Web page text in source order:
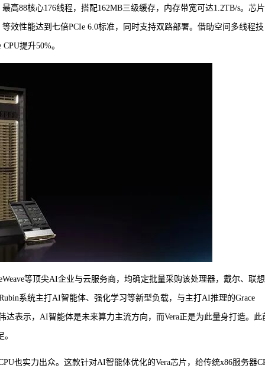
高88核心176线程，搭配162MB三级缓存，内存带宽可达1.2TB/s。芯
效性能达到七倍PCIe 6.0标准，同时支持双路部署。借助空间多线程技
提升50%。
等顶尖AI企业与云服务商，均确定批量采购该处理器，戴尔、联
系统主打AI智能体、强化学习等新型负载，与主打AI推理的Grace
表示，AI智能体是未来算力主流方向，而Vera正是为此量身打造。此
也实力出众。这款针对AI智能体优化的Vera芯片，给传统x86服务器